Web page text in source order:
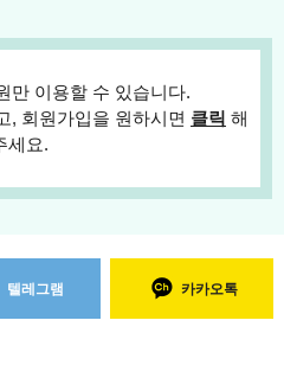
만 이용할 수 있습니다.
, 회원가입을 원하시면 클릭 해
세요.
텔레그램 카카오톡